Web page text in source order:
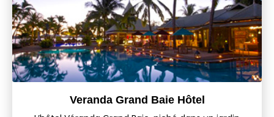
Veranda Grand Baie Hôtel